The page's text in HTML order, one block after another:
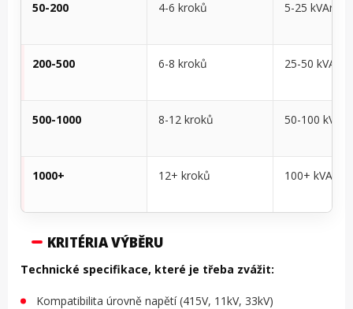
50-200 4-6 kroků 5-25 kVAr
200-500 6-8 kroků 25-50 kVAr
500-1000 8-12 kroků 50-100 kVAr
1000+ 12+ kroků 100+ kVAr
KRITÉRIA VÝBĚRU
Technické specifikace, které je třeba zvážit:
Kompatibilita úrovně napětí (415V, 11kV, 33kV)